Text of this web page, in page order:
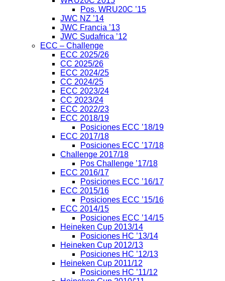
Pos. WRU20C ’15
JWC NZ ’14
JWC Francia ’13
JWC Sudafrica ’12
ECC – Challenge
ECC 2025/26
CC 2025/26
ECC 2024/25
CC 2024/25
ECC 2023/24
CC 2023/24
ECC 2022/23
ECC 2018/19
Posiciones ECC ’18/19
ECC 2017/18
Posiciones ECC ’17/18
Challenge 2017/18
Pos Challenge ’17/18
ECC 2016/17
Posiciones ECC ’16/17
ECC 2015/16
Posiciones ECC ’15/16
ECC 2014/15
Posiciones ECC ’14/15
Heineken Cup 2013/14
Posiciones HC ’13/14
Heineken Cup 2012/13
Posiciones HC ’12/13
Heineken Cup 2011/12
Posiciones HC ’11/12